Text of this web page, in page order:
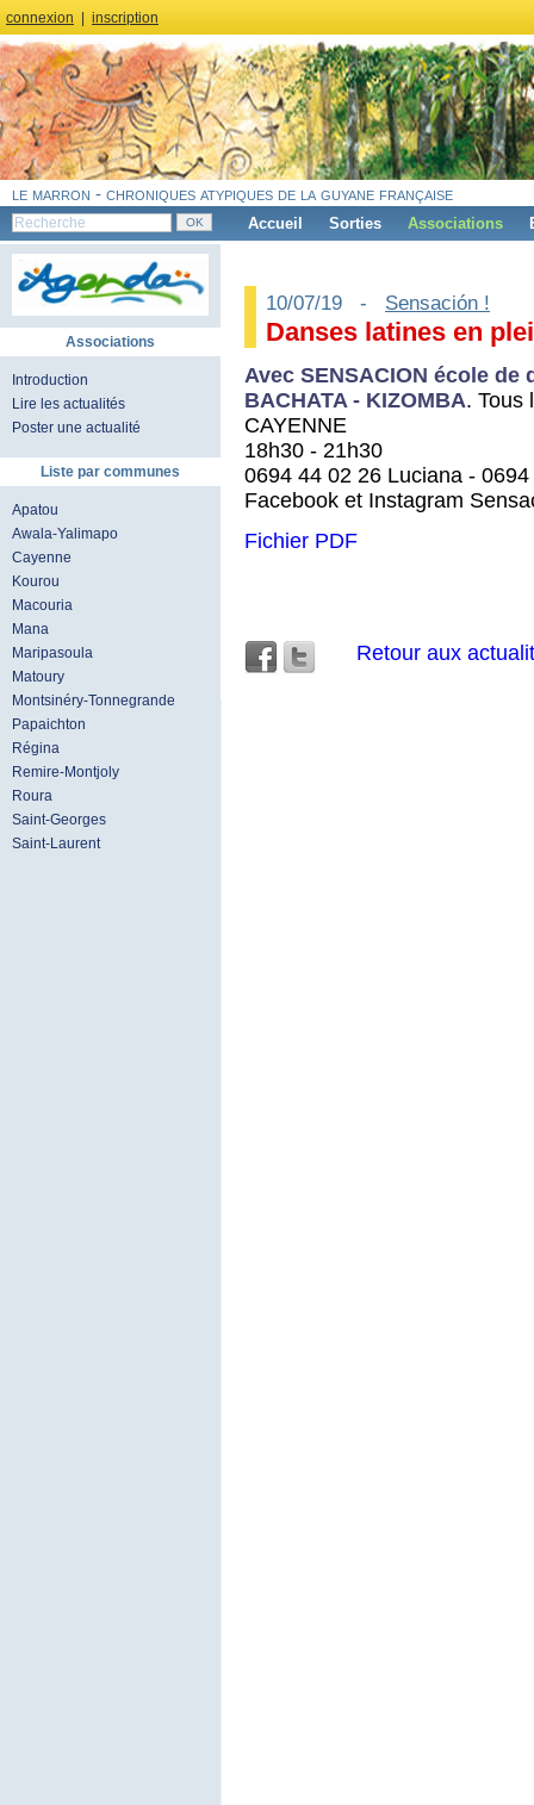
connexion inscription
le marron - chroniques atypiques de la guyane française
Accueil Sorties Associations
Associations
Introduction
Lire les actualités
Poster une actualité
Liste par communes
Apatou
Awala-Yalimapo
Cayenne
Kourou
Macouria
Mana
Maripasoula
Matoury
Montsinéry-Tonnegrande
Papaichton
Régina
Remire-Montjoly
Roura
Saint-Georges
Saint-Laurent
10/07/19 - Sensación !
Danses latines en
Avec SENSACION école
BACHATA - KIZOMBA. Tous
CAYENNE
18h30 - 21h30
0694 44 02 26 Luciana -
Facebook et Instagram
Fichier PDF
Retour aux